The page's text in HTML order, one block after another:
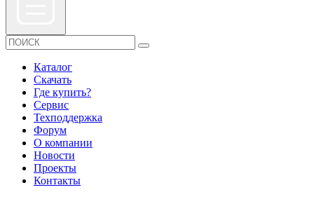
Каталог
Скачать
Где купить?
Сервис
Техподдержка
Форум
О компании
Новости
Проекты
Контакты